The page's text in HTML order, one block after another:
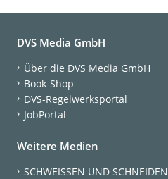
DVS Media GmbH
Über die DVS Media GmbH
Book-Shop
DVS-Regelwerksportal
JobPortal
Weitere Medien
SCHWEISSEN UND SCHNEIDEN